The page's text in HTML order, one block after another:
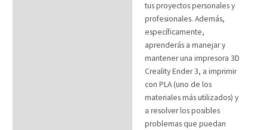
tus proyectos personales y
profesionales. Además,
específicamente,
aprenderás a manejar y
mantener una impresora 3D
Creality Ender 3, a imprimir
con PLA (uno de los
materiales más utilizados) y
a resolver los posibles
problemas que puedan